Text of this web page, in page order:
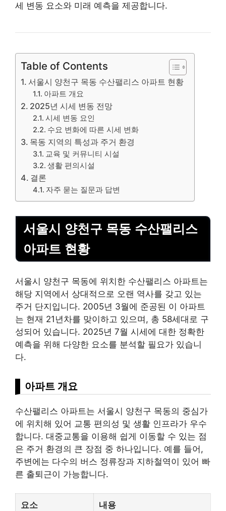
세 변동 요소와 미래 예측을 제공합니다.
Table of Contents
서울시 양천구 목동 수산팰리스 아파트 현황
아파트 개요
2025년 시세 변동 전망
시세 변동 요인
수요 변화에 따른 시세 변화
목동 지역의 특성과 주거 환경
교육 및 커뮤니티 시설
생활 편의시설
결론
자주 묻는 질문과 답변
서울시 양천구 목동 수산팰리스
아파트 현황
서울시 양천구 목동에 위치한 수산팰리스 아파트는
해당 지역에서 상대적으로 오랜 역사를 갖고 있는
주거 단지입니다. 2005년 3월에 준공된 이 아파트
는 현재 21년차를 맞이하고 있으며, 총 58세대로 구
성되어 있습니다. 2025년 7월 시세에 대한 정확한
예측을 위해 다양한 요소를 분석할 필요가 있습니
다.
아파트 개요
수산팰리스 아파트는 서울시 양천구 목동의 중심가
에 위치해 있어 교통 편의성 및 생활 인프라가 우수
합니다. 대중교통을 이용해 쉽게 이동할 수 있는 점
은 주거 환경의 큰 장점 중 하나입니다. 예를 들어,
주변에는 다수의 버스 정류장과 지하철역이 있어 빠
른 출퇴근이 가능합니다.
요소 내용